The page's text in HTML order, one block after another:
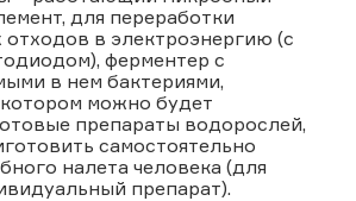
для переработки
отходов в электроэнергию (с
ферментер с
в нем бактериями,
можно будет
препараты водорослей,
самостоятельно
налета человека (для
препарат).